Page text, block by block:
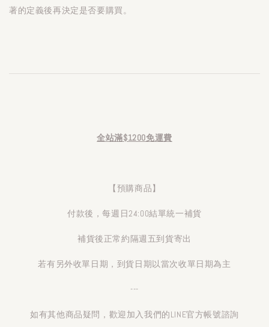
著的定義後再決定是否要購買。
全站滿$1200免運費
【預購商品】
付款後，每週日24:00結單統一補貨
補貨後正常約隔週五到貨寄出
若有另外收單日期，到貨日期以當次收單日期為主
---
如有其他商品疑問，歡迎加入我們的LINE官方帳號諮詢